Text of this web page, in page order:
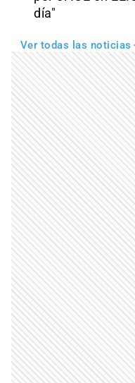
día"
Ver todas las noticias